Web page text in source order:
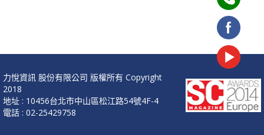
力悅資訊 股份有限公司 版權所有 Copyright
2018
地址 : 10456台北市中山區松江路54號4F-4
電話 : 02-25429758